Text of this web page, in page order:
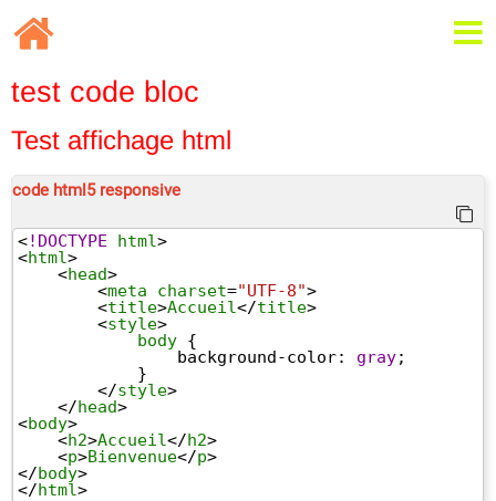
test code bloc
Test affichage html
code html5 responsive
<!DOCTYPE html>
<html>
<head>
<meta charset="UTF-8">
<title>Accueil</title>
<style>
body {
background-color: gray;
}
</style>
</head>
<body>
<h2>Accueil</h2>
<p>Bienvenue</p>
</body>
</html>